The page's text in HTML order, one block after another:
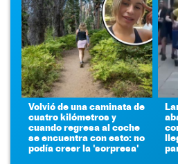
Volvió de una caminata de
cuatro kilómetros y
cuando regresa al coche
se encuentra con esto: no
podía creer la 'sorpresa'